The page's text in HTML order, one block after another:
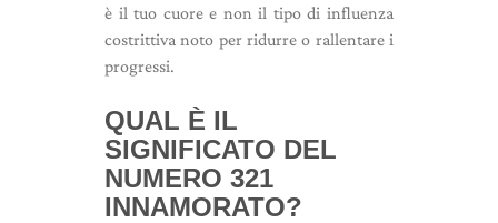
è il tuo cuore e non il tipo di influenza
costrittiva noto per ridurre o rallentare i
progressi.
QUAL È IL
SIGNIFICATO DEL
NUMERO 321
INNAMORATO?